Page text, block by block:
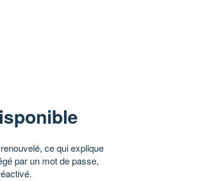
ce qui explique
par un mot de passe,